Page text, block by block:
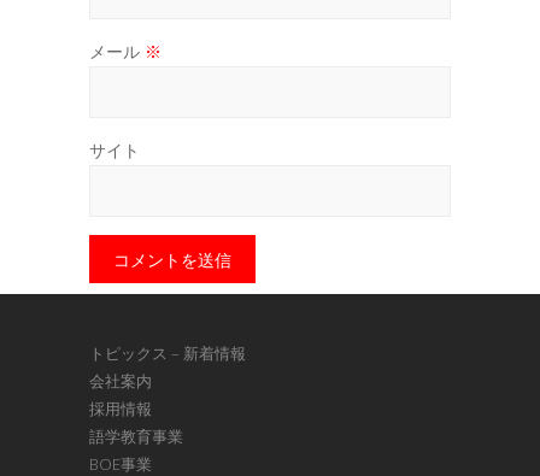
メール ※
サイト
トピックス – 新着情報
会社案内
採用情報
語学教育事業
BOE事業